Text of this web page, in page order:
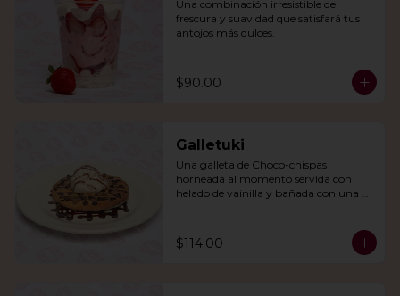
Una combinación irresistible de
frescura y suavidad que satisfará tus
antojos más dulces.
$90.00
Galletuki
Una galleta de Choco-chispas
horneada al momento servida con
helado de vainilla y bañada con una
$114.00